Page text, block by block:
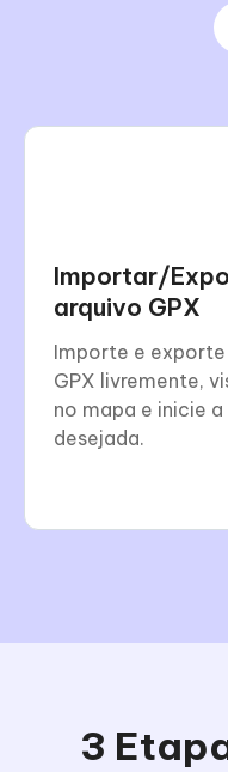
Importar/
arquivo GPX
Importe e
GPX livremente,
no mapa e inicie
desejada.
3